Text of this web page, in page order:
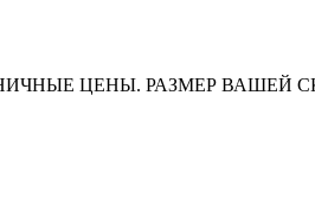
ЦЕНЫ. РАЗМЕР ВАШЕЙ